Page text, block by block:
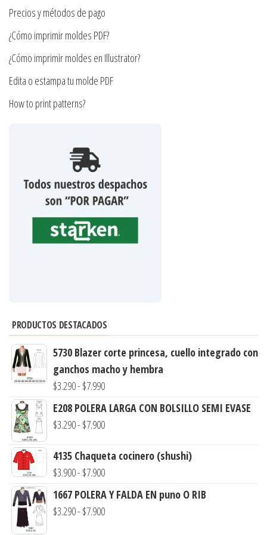
página
de
producto
Precios y métodos de pago
¿Cómo imprimir moldes PDF?
¿Cómo imprimir moldes en Illustrator?
Edita o estampa tu molde PDF
How to print patterns?
PRODUCTOS DESTACADOS
5730 Blazer corte princesa, cuello integrado con
ganchos macho y hembra
$3.290- $7.990Rango
de
precios:
$3.290
hasta
E208 POLERA LARGA CON BOLSILLO SEMI EVASE
$3.290- $7.900Rango
precios:
desde
$3.290
hasta
4135 Chaqueta cocinero (shushi)
$3.900- $7.900Rango
de
precios:
1667 POLERA Y FALDA EN puno O RIB
$3.290- $7.900Rango